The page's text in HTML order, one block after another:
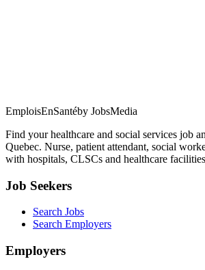
EmploisEnSantéby JobsMedia
Find your healthcare and social services job
Quebec. Nurse, patient attendant, social
with hospitals, CLSCs and healthcare
Job Seekers
Search Jobs
Search Employers
Employers